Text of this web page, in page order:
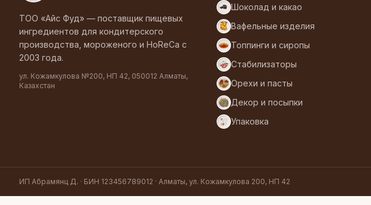
ТОО «Айс Фуд» — поставщик пищевых
ингредиентов для кондитерского
производства, мороженого и HoReCa с
2003 года.
ул. Кожамкулова №200, НП 42, 050012 Алматы,
Казахстан
Шоколад и какао
Вафельные изделия
Топпинги и сиропы
Стабилизаторы
Орехи и пасты
Декор и посыпки
Упаковка
ИП Абрамянц Д. · БИН 123456789012 · Алматы, ул. Кожамкулова 200, НП 42